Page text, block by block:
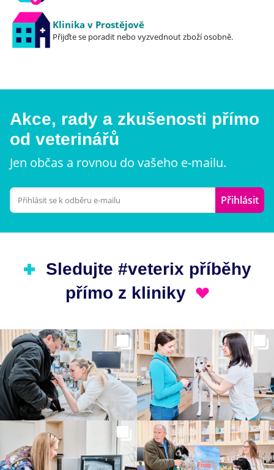
Klinika v Prostějově
Přijďte se poradit nebo vyzvednout zboží osobně.
Akce, rady a zkušenosti přímo
od veterinářů
Jen občas a rovnou do vašeho e-mailu.
Přihlásit
Sledujte #veterix příběhy
přímo z kliniky